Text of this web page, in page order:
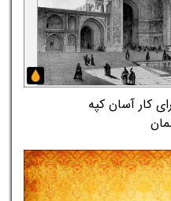
کار آسان کپه